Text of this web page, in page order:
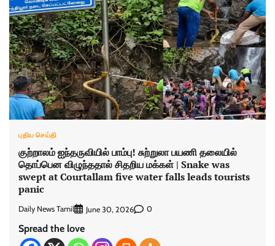
புதிய செய்தி
குற்றாலம் ஐந்தருவியில் பாம்பு! சுற்றுலா பயணி தலையில்
தொப்பென விழுந்ததால் சிதறிய மக்கள் | Snake was
swept at Courtallam five water falls leads tourists
panic
Daily News Tamil June 30, 2026 0
Spread the love